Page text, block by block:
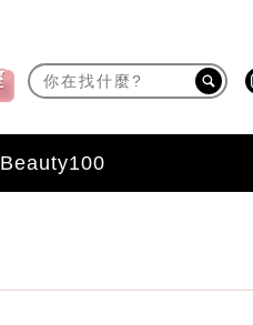
Beauty100